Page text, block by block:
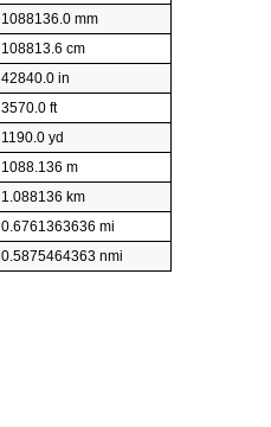
1088136.0 mm
108813.6 cm
42840.0 in
3570.0 ft
1190.0 yd
1088.136 m
1.088136 km
0.6761363636 mi
0.5875464363 nmi